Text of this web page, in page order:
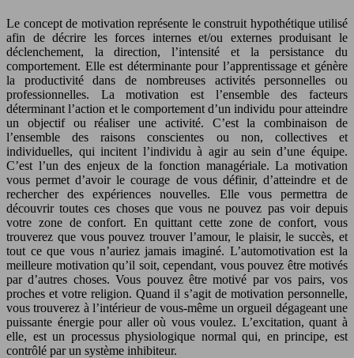
Le concept de motivation représente le construit hypothétique utilisé
afin de décrire les forces internes et/ou externes produisant le
déclenchement, la direction, l’intensité et la persistance du
comportement. Elle est déterminante pour l’apprentissage et génère
la productivité dans de nombreuses activités personnelles ou
professionnelles. La motivation est l’ensemble des facteurs
déterminant l’action et le comportement d’un individu pour atteindre
un objectif ou réaliser une activité. C’est la combinaison de
l’ensemble des raisons conscientes ou non, collectives et
individuelles, qui incitent l’individu à agir au sein d’une équipe.
C’est l’un des enjeux de la fonction managériale. La motivation
vous permet d’avoir le courage de vous définir, d’atteindre et de
rechercher des expériences nouvelles. Elle vous permettra de
découvrir toutes ces choses que vous ne pouvez pas voir depuis
votre zone de confort. En quittant cette zone de confort, vous
trouverez que vous pouvez trouver l’amour, le plaisir, le succès, et
tout ce que vous n’auriez jamais imaginé. L’automotivation est la
meilleure motivation qu’il soit, cependant, vous pouvez être motivés
par d’autres choses. Vous pouvez être motivé par vos pairs, vos
proches et votre religion. Quand il s’agit de motivation personnelle,
vous trouverez à l’intérieur de vous-même un orgueil dégageant une
puissante énergie pour aller où vous voulez. L’excitation, quant à
elle, est un processus physiologique normal qui, en principe, est
contrôlé par un système inhibiteur.